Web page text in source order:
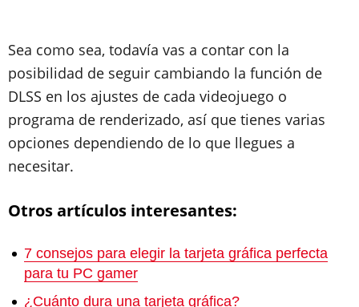
Sea como sea, todavía vas a contar con la
posibilidad de seguir cambiando la función de
DLSS en los ajustes de cada videojuego o
programa de renderizado, así que tienes varias
opciones dependiendo de lo que llegues a
necesitar.
Otros artículos interesantes:
7 consejos para elegir la tarjeta gráfica perfecta
para tu PC gamer
¿Cuánto dura una tarjeta gráfica?